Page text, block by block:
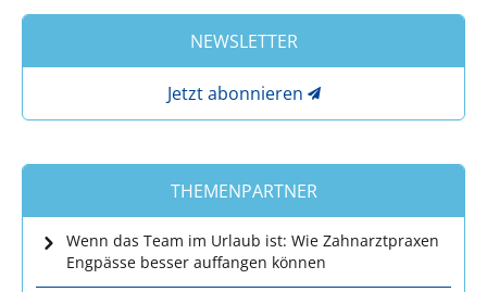
NEWSLETTER
Jetzt abonnieren
THEMENPARTNER
Wenn das Team im Urlaub ist: Wie Zahnarztpraxen
Engpässe besser auffangen können